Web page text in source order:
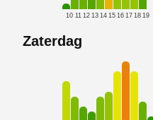
10 11 12 13 14 15 16 17 18 19
Zaterdag